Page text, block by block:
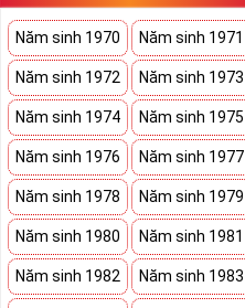
Năm sinh 1970 Năm sinh 1971
Năm sinh 1972 Năm sinh 1973
Năm sinh 1974 Năm sinh 1975
Năm sinh 1976 Năm sinh 1977
Năm sinh 1978 Năm sinh 1979
Năm sinh 1980 Năm sinh 1981
Năm sinh 1982 Năm sinh 1983